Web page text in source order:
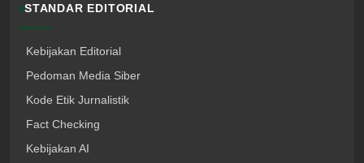
STANDAR EDITORIAL
Kebijakan Editorial
Pedoman Media Siber
Kode Etik Jurnalistik
Fact Checking
Kebijakan AI